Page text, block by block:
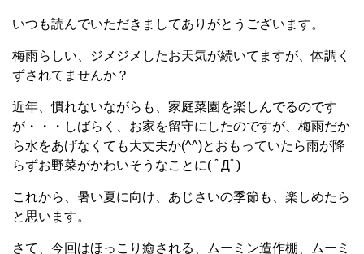
いつも読んでいただきましてありがとうございます。
梅雨らしい、ジメジメしたお天気が続いてますが、体調く
ずされてませんか？
近年、慣れないながらも、家庭菜園を楽しんでるのです
が・・・しばらく、お家を留守にしたのですが、梅雨だか
ら水をあげなくても大丈夫か(^^)とおもっていたら雨が降
らずお野菜がかわいそうなことに( ﾟДﾟ)
これから、暑い夏に向け、あじさいの季節も、楽しめたら
と思います。
さて、今回はほっこり癒される、ムーミン造作棚、ムーミ